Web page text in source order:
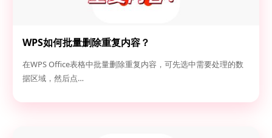
WPS如何批量删除重复内容？
在WPS Office表格中批量删除重复内容，可先选中需要处理的数
据区域，然后点…